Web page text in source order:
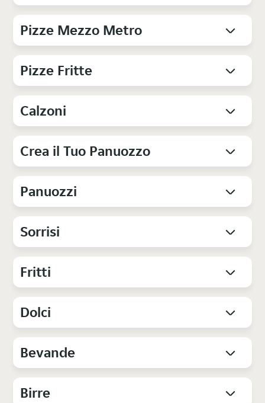
Pizze Mezzo Metro
Pizze Fritte
Calzoni
Crea il Tuo Panuozzo
Panuozzi
Sorrisi
Fritti
Dolci
Bevande
Birre